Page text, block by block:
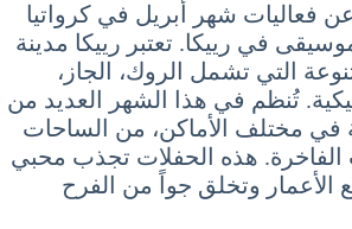
فعاليات شهر أبريل في كرواتيا
في رييكا. تعتبر رييكا مدينة
التي تشمل الروك، الجاز،
تُنظم في هذا الشهر العديد من
في مختلف الأماكن، من الساحات
الفاخرة. هذه الحفلات تجذب محبي
الأعمار وتخلق جواً من الفرح